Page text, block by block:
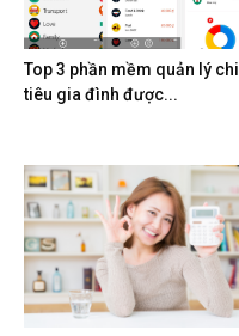
Top 3 phần mềm quản lý chi
tiêu gia đình được...